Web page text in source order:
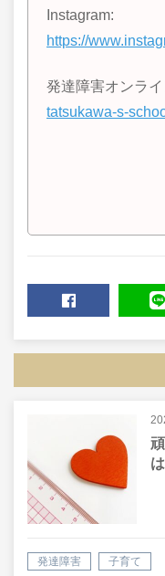
Instagram:
https://
発達障害オンライ
tatsukawa-s-
発達障害 子育て